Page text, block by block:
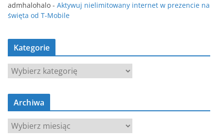
admhalohalo - Aktywuj nielimitowany internet w prezencie na
święta od T-Mobile
Kategorie
K
t
g
Archiwa
A